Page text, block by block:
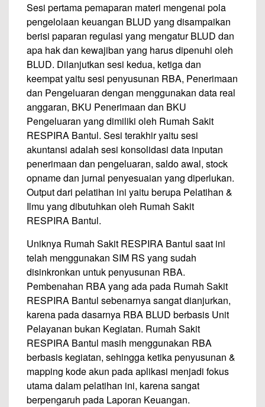
Sesi pertama pemaparan materi mengenai pola
pengelolaan keuangan BLUD yang disampaikan
berisi paparan regulasi yang mengatur BLUD dan
apa hak dan kewajiban yang harus dipenuhi oleh
BLUD. Dilanjutkan sesi kedua, ketiga dan
keempat yaitu sesi penyusunan RBA, Penerimaan
dan Pengeluaran dengan menggunakan data real
anggaran, BKU Penerimaan dan BKU
Pengeluaran yang dimiliki oleh Rumah Sakit
RESPIRA Bantul. Sesi terakhir yaitu sesi
akuntansi adalah sesi konsolidasi data inputan
penerimaan dan pengeluaran, saldo awal, stock
opname dan jurnal penyesuaian yang diperlukan.
Output dari pelatihan ini yaitu berupa Pelatihan &
Ilmu yang dibutuhkan oleh Rumah Sakit
RESPIRA Bantul.
Uniknya Rumah Sakit RESPIRA Bantul saat ini
telah menggunakan SIM RS yang sudah
disinkronkan untuk penyusunan RBA.
Pembenahan RBA yang ada pada Rumah Sakit
RESPIRA Bantul sebenarnya sangat dianjurkan,
karena pada dasarnya RBA BLUD berbasis Unit
Pelayanan bukan Kegiatan. Rumah Sakit
RESPIRA Bantul masih menggunakan RBA
berbasis kegiatan, sehingga ketika penyusunan &
mapping kode akun pada aplikasi menjadi fokus
utama dalam pelatihan ini, karena sangat
berpengaruh pada Laporan Keuangan.